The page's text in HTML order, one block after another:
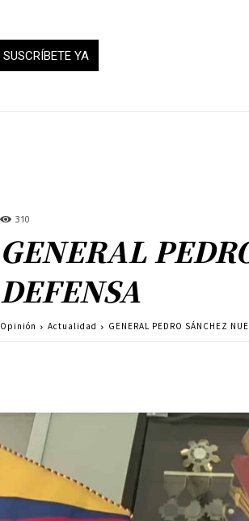
SUSCRÍBETE YA
310
GENERAL
DEFENSA
Opinión Actualidad GENERAL PEDRO SÁNCHEZ